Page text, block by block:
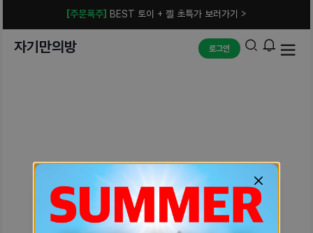
[주문폭주] BEST 토이 + 젤 초특가 보러가기 >
자기만의방 로그인
예상치 못한 에러입니다.